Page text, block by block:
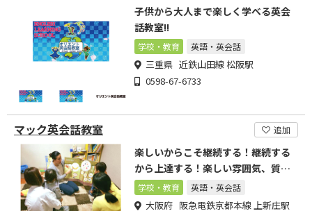
子供から大人まで楽しく学べる英会
話教室!!
学校・教育 英語・英会話
三重県 近鉄山田線 松阪駅
0598-67-6733
マック英会話教室 追加
楽しいからこそ継続する！継続する
から上達する！楽しい雰囲気、質の
高いレッスン。
学校・教育 英語・英会話
大阪府 阪急電鉄京都本線 上新庄駅